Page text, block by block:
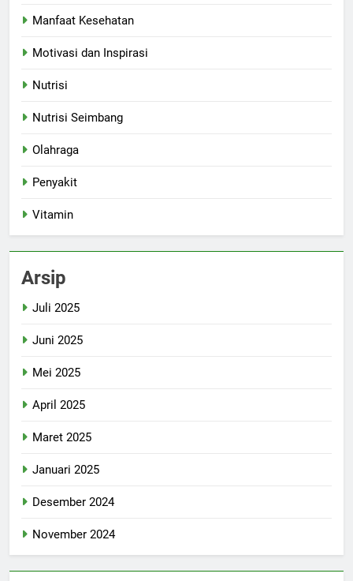
Manfaat Kesehatan
Motivasi dan Inspirasi
Nutrisi
Nutrisi Seimbang
Olahraga
Penyakit
Vitamin
Arsip
Juli 2025
Juni 2025
Mei 2025
April 2025
Maret 2025
Januari 2025
Desember 2024
November 2024